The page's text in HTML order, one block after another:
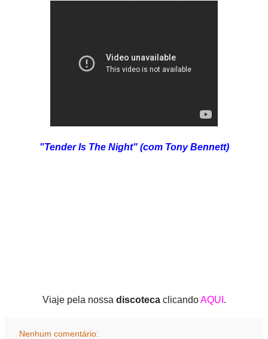
"Tender Is The Night" (com Tony Bennett)
Viaje pela nossa discotecaclicandoAQUI .
Nenhum comentário: